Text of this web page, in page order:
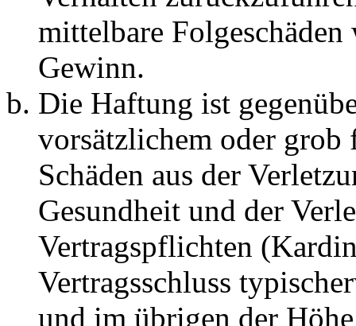
mittelbare Folgeschäden
Gewinn.
Die Haftung ist
vorsätzlichem oder grob
Schäden aus der
Gesundheit und der
Vertragspflichten
Vertragsschluss
und im übrigen der